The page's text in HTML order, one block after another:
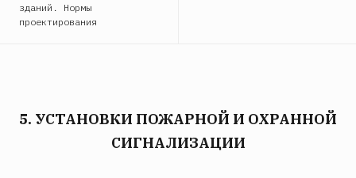
зданий. Нормы
проектирования
5. УСТАНОВКИ ПОЖАРНОЙ И ОХРАННОЙ
СИГНАЛИЗАЦИИ